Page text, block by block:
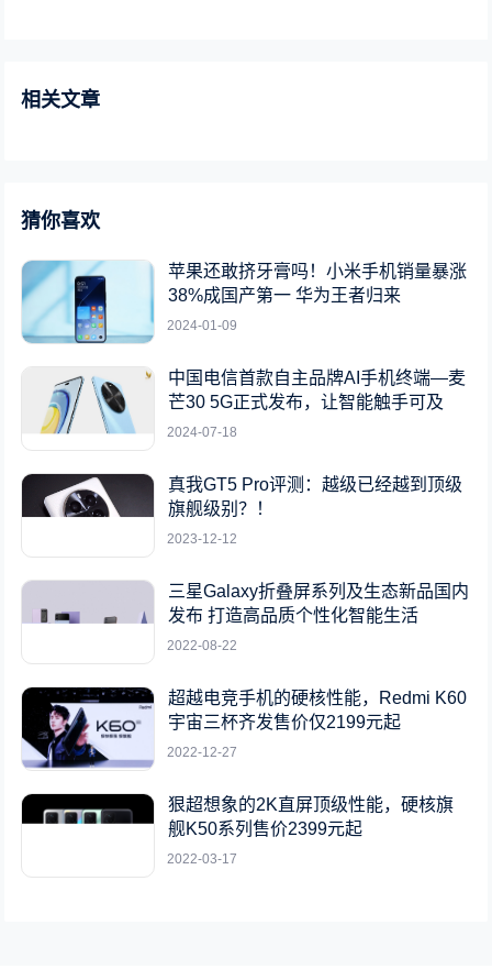
相关文章
猜你喜欢
苹果还敢挤牙膏吗！小米手机销量暴涨
38%成国产第一 华为王者归来
2024-01-09
中国电信首款自主品牌AI手机终端—麦
芒30 5G正式发布，让智能触手可及
2024-07-18
真我GT5 Pro评测：越级已经越到顶级
旗舰级别？！
2023-12-12
三星Galaxy折叠屏系列及生态新品国内
发布 打造高品质个性化智能生活
2022-08-22
超越电竞手机的硬核性能，Redmi K60
宇宙三杯齐发售价仅2199元起
2022-12-27
狠超想象的2K直屏顶级性能，硬核旗
舰K50系列售价2399元起
2022-03-17